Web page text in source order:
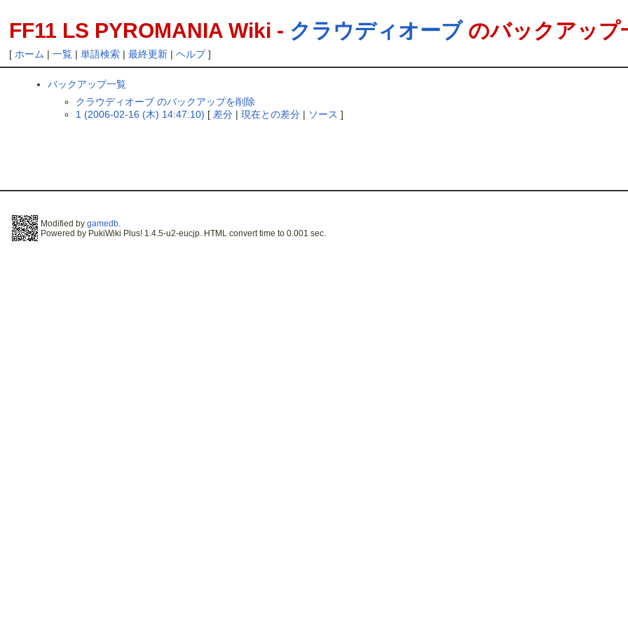
FF11 LS PYROMANIA Wiki - クラウディオーブのバックアップ
[ ホーム |一覧 |単語検索 |最終更新 |ヘルプ]
バックアップ一覧
クラウディオーブ のバックアップを削除
1 (2006-02-16 (木) 14:47:10) [ 差分 | 現在との差分 | ソース ]
Modified bygamedb.
Powered by PukiWiki Plus! 1.4.5-u2-eucjp. HTML convert time to 0.001 sec.